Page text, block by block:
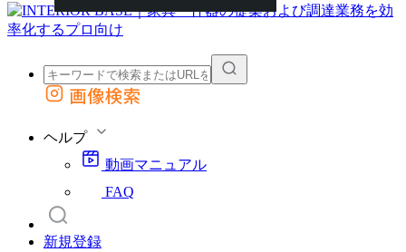
外部サイトの商品をカートに追加
画像検索
ヘルプ
動画マニュアル
FAQ
新規登録